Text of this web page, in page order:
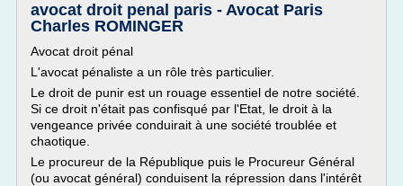
avocat droit penal paris - Avocat Paris
Charles ROMINGER
Avocat droit pénal
L'avocat pénaliste a un rôle très particulier.
Le droit de punir est un rouage essentiel de notre société.
Si ce droit n'était pas confisqué par l'Etat, le droit à la
vengeance privée conduirait à une société troublée et
chaotique.
Le procureur de la République puis le Procureur Général
(ou avocat général) conduisent la répression dans l'intérêt